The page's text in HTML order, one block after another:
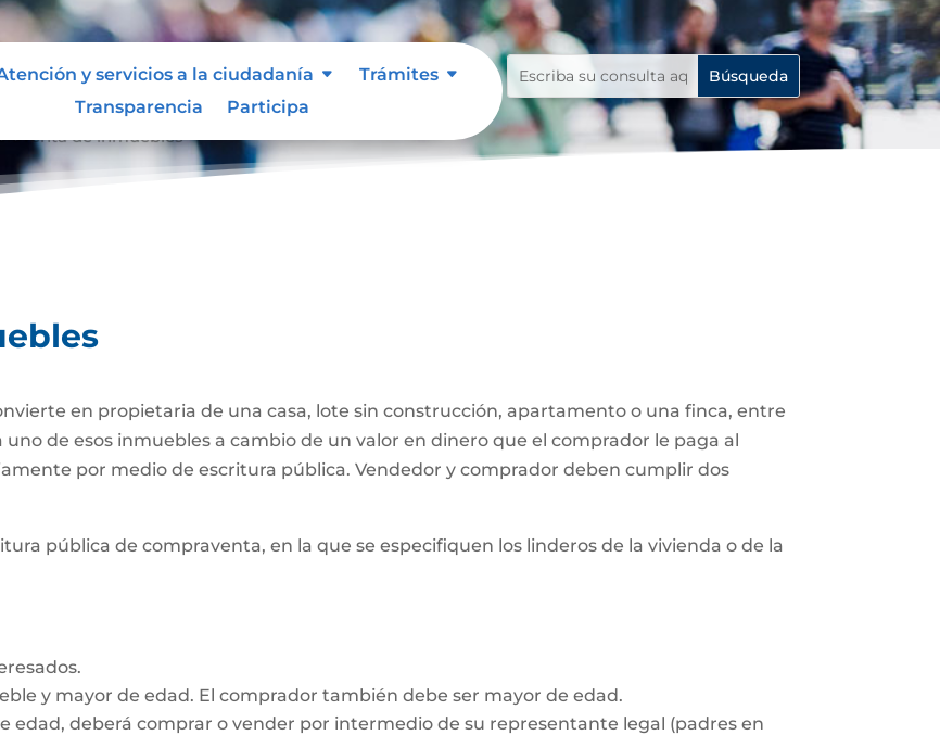
y servicios a la ciudadanía
Trámites
Transparencia
Participa
en propietaria de una casa, lote sin construcción, apartamento o una finca, entre
de esos inmuebles a cambio de un valor en dinero que el comprador le paga al
por medio de escritura pública. Vendedor y comprador deben cumplir dos
pública de compraventa, en la que se especifiquen los linderos de la vivienda o de la
y mayor de edad. El comprador también debe ser mayor de edad.
edad, deberá comprar o vender por intermedio de su representante legal (padres en